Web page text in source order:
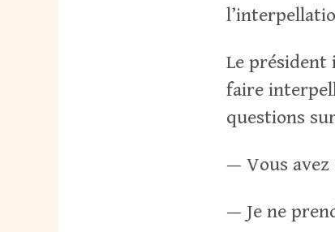
Le président
faire
questions
— Vous avez
— Je ne